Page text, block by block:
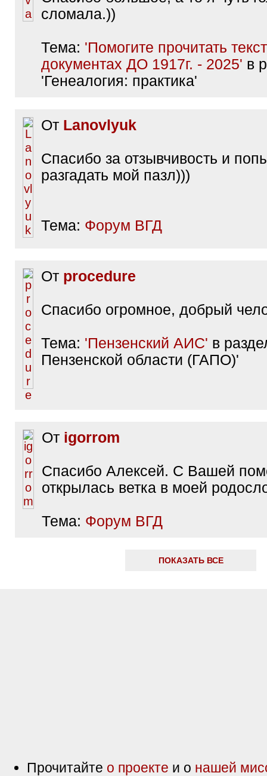
сломала.))
Тема: 'Помогите прочитать
документах ДО 1917г. - 2025' в
'Генеалогия: практика'
От Lanovlyuk
Спасибо за отзывчивость и
разгадать мой пазл)))
Тема: Форум ВГД
От procedure
Спасибо огромное, добрый
Тема: 'Пензенский АИС' в
Пензенской области (ГАПО)'
От igorrom
Спасибо Алексей. С Вашей
открылась ветка в моей
Тема: Форум ВГД
ПОКАЗАТЬ ВСЕ
Прочитайте о проекте и о нашей